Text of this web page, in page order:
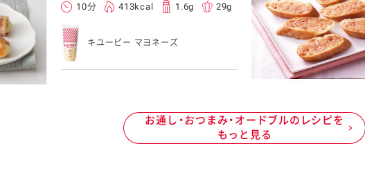
10分 413kcal 1.6g 29g
キユーピー マヨネーズ
お通し・おつまみ・オードブルのレシピを
もっと見る